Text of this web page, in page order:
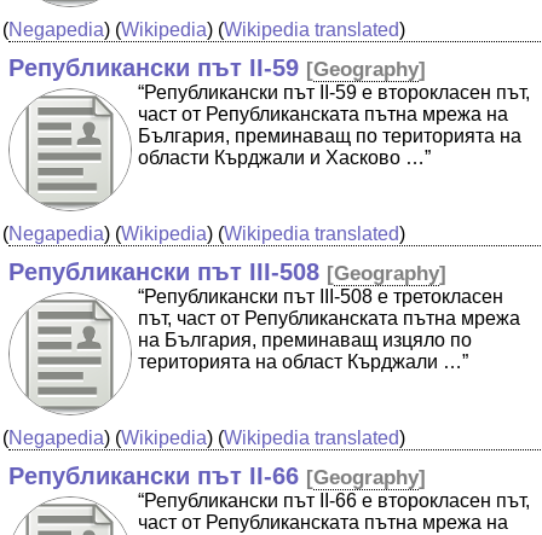
(Negapedia) (Wikipedia) (Wikipedia translated)
Републикански път II-59 [Geography]
“Републикански път II-59 е второкласен път,
част от Републиканската пътна мрежа на
България, преминаващ по територията на
области Кърджали и Хасково …”
(Negapedia) (Wikipedia) (Wikipedia translated)
Републикански път III-508 [Geography]
“Републикански път IIІ-508 е третокласен
път, част от Републиканската пътна мрежа
на България, преминаващ изцяло по
територията на област Кърджали …”
(Negapedia) (Wikipedia) (Wikipedia translated)
Републикански път II-66 [Geography]
“Републикански път II-66 е второкласен път,
част от Републиканската пътна мрежа на